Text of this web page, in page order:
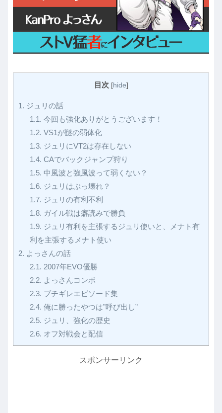
目次 [hide]
1. ジュリの話
1.1. 今回も強化ありがとうございます！
1.2. VS1が謎の弱体化
1.3. ジュリにVT2は存在しない
1.4. CAでバックジャンプ狩り
1.5. 中風波と強風波って弱くない？
1.6. ジュリはぶっ壊れ？
1.7. ジュリの有利不利
1.8. ガイル戦は癖読みで勝負
1.9. ジュリ有利を主張するジュリ使いと、メナト有
利を主張するメナト使い
2. よっさんの話
2.1. 2007年EVO優勝
2.2. よっさんコンボ
2.3. ブチギレエピソード集
2.4. 俺に勝ったやつは”呼び出し”
2.5. ジュリ、強化の歴史
2.6. オフ対戦会と配信
スポンサーリンク